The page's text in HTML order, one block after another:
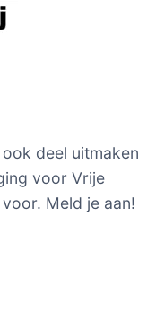
deel uitmaken
voor Vrije
Meld je aan!